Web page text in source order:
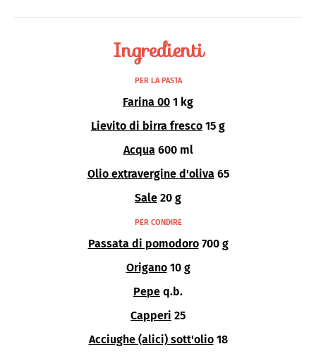
Ingredienti
PER LA PASTA
Farina 00 1 kg
Lievito di birra fresco 15 g
Acqua 600 ml
Olio extravergine d'oliva 65
Sale 20 g
PER CONDIRE
Passata di pomodoro 700 g
Origano 10 g
Pepe q.b.
Capperi 25
Acciughe (alici) sott'olio 18